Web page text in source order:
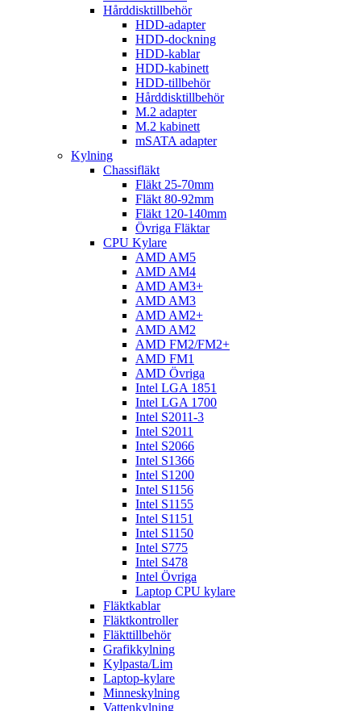
Hårddisktillbehör
HDD-adapter
HDD-dockning
HDD-kablar
HDD-kabinett
HDD-tillbehör
Hårddisktillbehör
M.2 adapter
M.2 kabinett
mSATA adapter
Kylning
Chassifläkt
Fläkt 25-70mm
Fläkt 80-92mm
Fläkt 120-140mm
Övriga Fläktar
CPU Kylare
AMD AM5
AMD AM4
AMD AM3+
AMD AM3
AMD AM2+
AMD AM2
AMD FM2/FM2+
AMD FM1
AMD Övriga
Intel LGA 1851
Intel LGA 1700
Intel S2011-3
Intel S2011
Intel S2066
Intel S1366
Intel S1200
Intel S1156
Intel S1155
Intel S1151
Intel S1150
Intel S775
Intel S478
Intel Övriga
Laptop CPU kylare
Fläktkablar
Fläktkontroller
Fläkttillbehör
Grafikkylning
Kylpasta/Lim
Laptop-kylare
Minneskylning
Vattenkylning